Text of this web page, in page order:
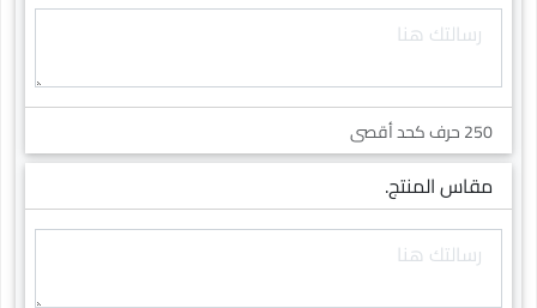
250 حرف كحد أقصى
مقاس المنتج.